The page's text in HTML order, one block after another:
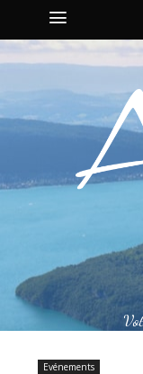
Evénements